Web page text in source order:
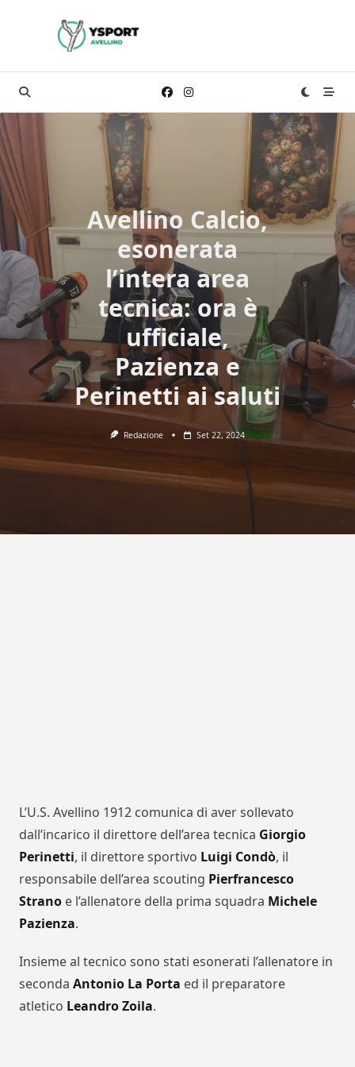
Avellino Calcio,
esonerata
l’intera area
tecnica: ora è
ufficiale,
Pazienza e
Perinetti ai saluti
Redazione Set 22, 2024
L’U.S. Avellino 1912 comunica di aver sollevato
dall’incarico il direttore dell’area tecnica Giorgio
Perinetti, il direttore sportivo Luigi Condò, il
responsabile dell’area scouting Pierfrancesco
Strano e l’allenatore della prima squadra Michele
Pazienza.
Insieme al tecnico sono stati esonerati l’allenatore in
seconda Antonio La Porta ed il preparatore
atletico Leandro Zoila.